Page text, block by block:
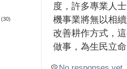
度，許多專業人
機事業將無以相
改善耕作方式，
做事，為生民立
(30)